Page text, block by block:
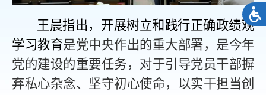
王晨指出，开展树立和践行正确政绩观
学习教育是党中央作出的重大部署，是今年
党的建设的重要任务，对于引导党员干部摒
弃私心杂念、坚守初心使命，以实干担当创